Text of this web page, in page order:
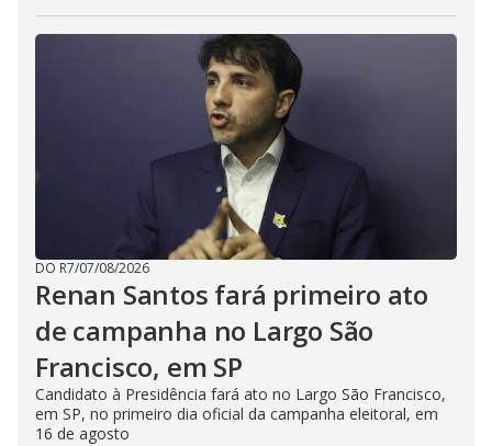
DO R7/07/08/2026
Renan Santos fará primeiro ato
de campanha no Largo São
Francisco, em SP
Candidato à Presidência fará ato no Largo São Francisco,
em SP, no primeiro dia oficial da campanha eleitoral, em
16 de agosto